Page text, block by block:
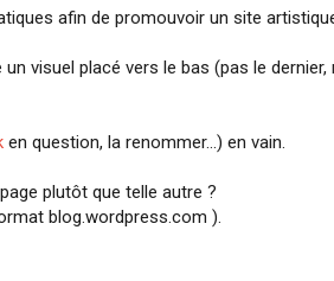
afin de promouvoir un site
visuel placé vers le bas (pas le
en question, la renommer...) en vain.
plutôt que telle autre ?
blog.wordpress.com ).